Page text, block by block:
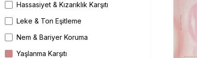
Hassasiyet & Kızarıklık Karşıtı
Leke & Ton Eşitleme
Nem & Bariyer Koruma
Yaşlanma Karşıtı